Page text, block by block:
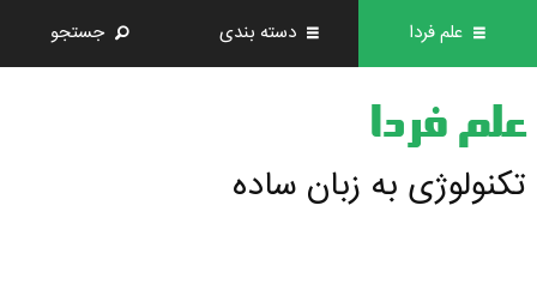
علم فردا دسته بندی جستجو
علم فردا
تکنولوژی به زبان ساده